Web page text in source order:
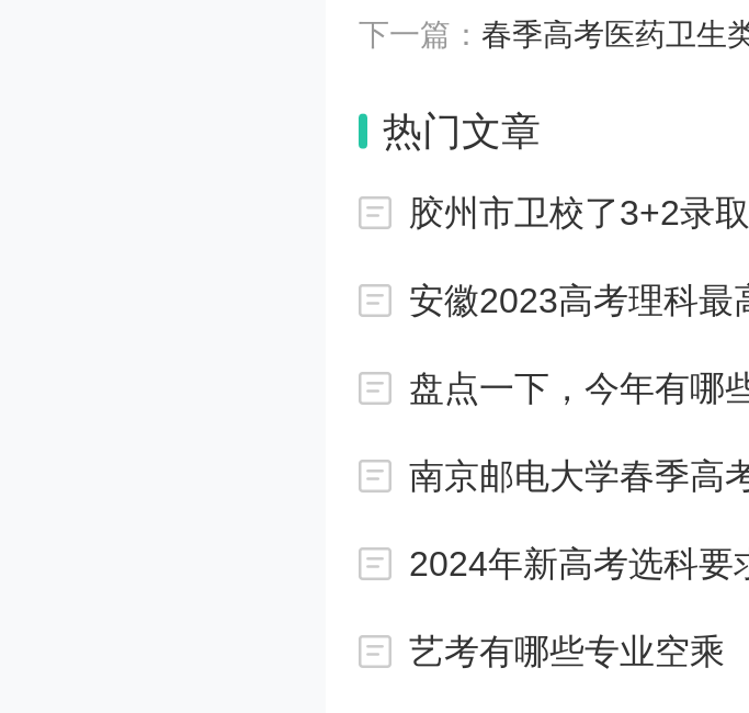
拔专业水平高的考生。
若是专业成绩排名比较
也可能不被录取。对考
的考生(如排名在前三名)
的政策，考生应当充分
在文化考试成绩上线和
上，将两种成绩相加形
下一篇： 春季高考医药卫生类分
热门文章
盘点一下，今年有哪
艺考有哪些专业空乘